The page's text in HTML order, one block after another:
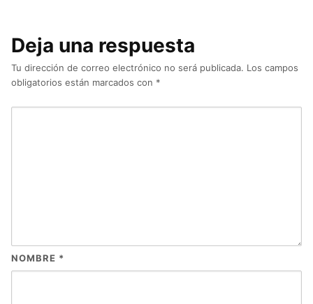
Deja una respuesta
Tu dirección de correo electrónico no será publicada. Los campos
obligatorios están marcados con *
NOMBRE *